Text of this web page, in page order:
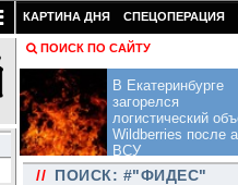
КАРТИНА ДНЯ СПЕЦОПЕРАЦИЯ
ПОИСК ПО САЙТУ
В Екатеринбурге
загорелся
логистический
Wildberries после
ВСУ
// ПОИСК: #"ФИДЕС"